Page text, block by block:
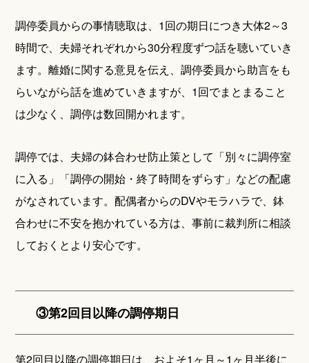
調停委員からの事情聴取は、1回の期日につき大体2～3
時間で、夫婦それぞれから30分程度ずつ話を聴いていき
ます。離婚に関する意見を伝え、調停委員から助言をも
らいながら話を進めていきますが、1回でまとまること
は少なく、調停は数回開かれます。
調停では、夫婦の鉢合わせ防止策として「別々に調停室
に入る」「調停の開始・終了時間をずらす」などの配慮
がなされています。配偶者からのDVやモラハラで、鉢
合わせに不安を抱かれている方は、事前に裁判所に相談
しておくとより安心です。
③第2回目以降の調停期日
第2回目以降の調停期日は、およそ1ヶ月～1ヶ月半後に